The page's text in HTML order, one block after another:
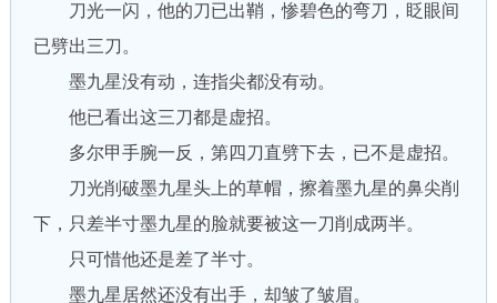
刀光一闪，他的刀已出鞘，惨碧色的弯刀，眨眼间
已劈出三刀。
墨九星没有动，连指尖都没有动。
他已看出这三刀都是虚招。
多尔甲手腕一反，第四刀直劈下去，已不是虚招。
刀光削破墨九星头上的草帽，擦着墨九星的鼻尖削
下，只差半寸墨九星的脸就要被这一刀削成两半。
只可惜他还是差了半寸。
墨九星居然还没有出手，却皱了皱眉。